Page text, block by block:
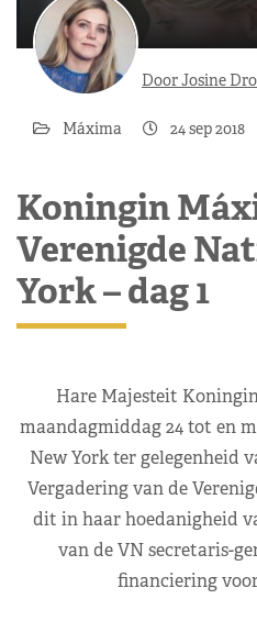
Door Josine
Máxima 24 sep 2018
Koningin
Verenigde
York – dag 1
Hare Majesteit
maandagmiddag 24 tot en
New York ter gelegenheid
Vergadering van de
dit in haar hoedanigheid
van de VN secretaris-
financiering